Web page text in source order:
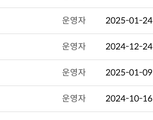
운영자 2025-01-24
운영자 2024-12-24
운영자 2025-01-09
운영자 2024-10-16